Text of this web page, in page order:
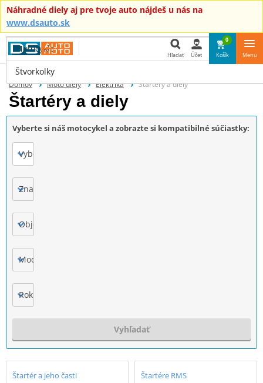
Náhradné diely aj pre tvoje auto nájdeš u nás na
www.dsauto.sk
Hľadať
Hľadať Účet
0
Košík Menu
Domov Moto diely Elektrika Štartéry a diely
Štartéry a diely
Vyberte si náš motocykel a zobrazte si kompatibilné súčiastky:
Vyberte
Značka
Objem motora
Model
Rok výroby
Vyhľadať
Štartér a jeho časti Štartére RMS
Motocykle
Štvorkolky